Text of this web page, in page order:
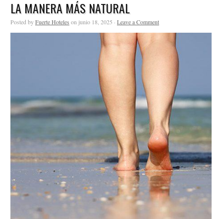
LA MANERA MÁS NATURAL
Posted byFuerte Hoteles on junio 18, 2025 · Leave a Comment